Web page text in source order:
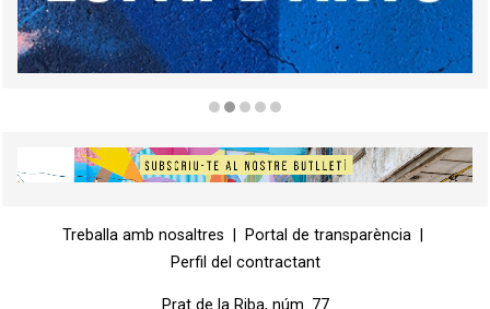
Treballa amb nosaltres
Portal de transparència
Perfil del contractant